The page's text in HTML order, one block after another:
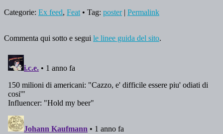
Categorie: Ex feed, Feat • Tag: poster| Permalink
Commenta qui sotto e segui le linee guida del sito.